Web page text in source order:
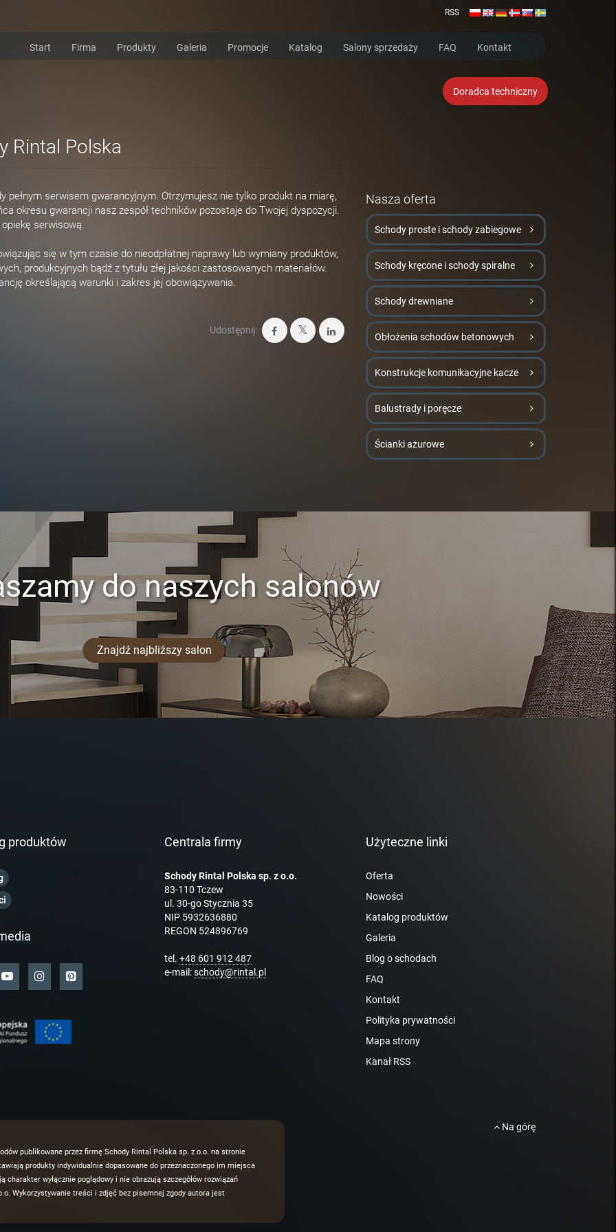
RSS
Start Firma Produkty Galeria Promocje Katalog Salony sprzedaży FAQ Kontakt
Doradca techniczny
Rintal Polska
pełnym serwisem gwarancyjnym. Otrzymujesz nie tylko produkt na miarę,
okresu gwarancji nasz zespół techników pozostaje do Twojej dyspozycji.
serwisową.
się w tym czasie do nieodpłatnej naprawy lub wymiany produktów,
produkcyjnych bądź z tytułu złej jakości zastosowanych materiałów.
określającą warunki i zakres jej obowiązywania.
Udostępnij:
Nasza oferta
Schody proste i schody zabiegowe
Schody kręcone i schody spiralne
Schody drewniane
Obłożenia schodów betonowych
Konstrukcje komunikacyjne kacze
Balustrady i poręcze
Ścianki ażurowe
do naszych salonów
Znajdź najbliższy salon
produktów Centrala firmy
Schody Rintal Polska sp. z o.o.
83-110 Tczew
ul. 30-go Stycznia 35
NIP 5932636880
REGON 524896769
tel. +48 601 912 487
e-mail:schody@rintal.pl
Użyteczne linki
Oferta
Nowości
Katalog produktów
Galeria
Blog o schodach
FAQ
Kontakt
Polityka prywatności
Mapa strony
Kanał RSS
publikowane przez firmę Schody Rintal Polska sp. z o.o. na stronie
produkty indywidualnie dopasowane do przeznaczonego im miejsca
wyłącznie poglądowy i nie obrazują szczegółów rozwiązań
Wykorzystywanie treści i zdjęć bez pisemnej zgody autora jest
Na górę